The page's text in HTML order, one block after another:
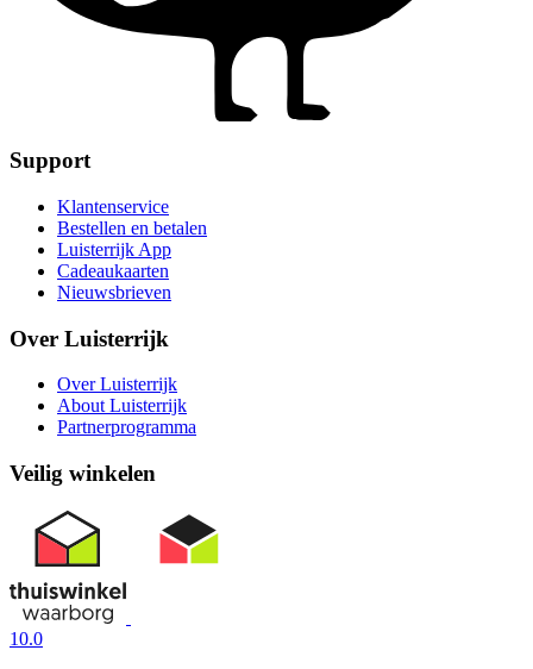
Support
Klantenservice
Bestellen en betalen
Luisterrijk App
Cadeaukaarten
Nieuwsbrieven
Over Luisterrijk
Over Luisterrijk
About Luisterrijk
Partnerprogramma
Veilig winkelen
10.0